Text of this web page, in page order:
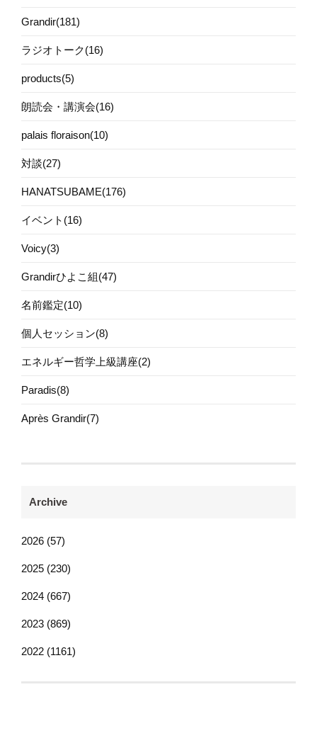
Grandir(181)
ラジオトーク(16)
products(5)
朗読会・講演会(16)
palais floraison(10)
対談(27)
HANATSUBAME(176)
イベント(16)
Voicy(3)
Grandirひよこ組(47)
名前鑑定(10)
個人セッション(8)
エネルギー哲学上級講座(2)
Paradis(8)
Après Grandir(7)
Archive
2026 (57)
2025 (230)
2024 (667)
2023 (869)
2022 (1161)